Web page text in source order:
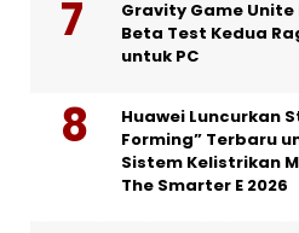
Gravity Game Unite
Beta Test Kedua
untuk PC
Huawei Luncurkan
Forming” Terbaru
Sistem Kelistrikan
The Smarter E 2026